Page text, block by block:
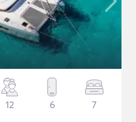
12 6 7